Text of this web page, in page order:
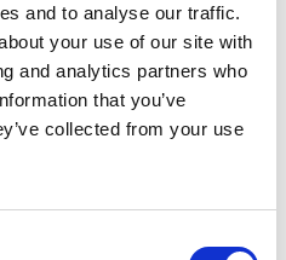
and to analyse our traffic.
your use of our site with
and analytics partners who
that you’ve
collected from your use
har personlige
Velsagtens de